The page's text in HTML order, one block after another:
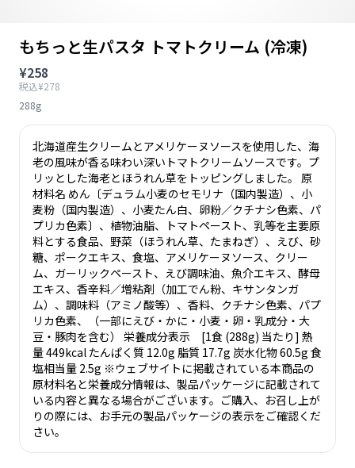
もちっと生パスタ トマトクリーム (冷凍)
¥258
税込¥278
288g
北海道産生クリームとアメリケーヌソースを使用した、海
老の風味が香る味わい深いトマトクリームソースです。プ
リッとした海老とほうれん草をトッピングしました。 原
材料名 めん〔デュラム小麦のセモリナ（国内製造）、小
麦粉（国内製造）、小麦たん白、卵粉／クチナシ色素、パ
プリカ色素〕、植物油脂、トマトペースト、乳等を主要原
料とする食品、野菜（ほうれん草、たまねぎ）、えび、砂
糖、ポークエキス、食塩、アメリケーヌソース、クリー
ム、ガーリックペースト、えび調味油、魚介エキス、酵母
エキス、香辛料／増粘剤（加工でん粉、キサンタンガ
ム）、調味料（アミノ酸等）、香料、クチナシ色素、パプ
リカ色素、（一部にえび・かに・小麦・卵・乳成分・大
豆・豚肉を含む） 栄養成分表示 [1食 (288g) 当たり] 熱
量 449kcal たんぱく質 12.0g 脂質 17.7g 炭水化物 60.5g 食
塩相当量 2.5g ※ウェブサイトに掲載されている本商品の
原材料名と栄養成分情報は、製品パッケージに記載されて
いる内容と異なる場合がございます。ご購入、お召し上が
りの際には、お手元の製品パッケージの表示をご確認くだ
さい。